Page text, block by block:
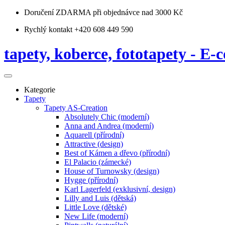
Doručení ZDARMA při objednávce nad 3000 Kč
Rychlý kontakt +420 608 449 590
tapety, koberce, fototapety - E-
Kategorie
Tapety
Tapety AS-Creation
Absolutely Chic (moderní)
Anna and Andrea (moderní)
Aquarell (přírodní)
Attractive (design)
Best of Kámen a dřevo (přírodní)
El Palacio (zámecké)
House of Turnowsky (design)
Hygge (přírodní)
Karl Lagerfeld (exklusivní, design)
Lilly and Luis (dětská)
Little Love (dětské)
New Life (moderní)